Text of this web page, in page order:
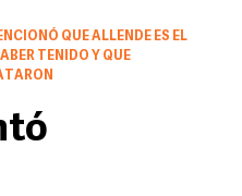
QUE ALLENDE ES EL
TENIDO Y QUE